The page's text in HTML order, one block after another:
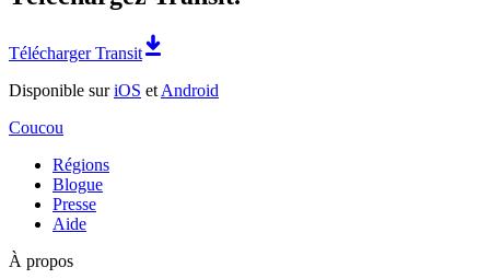
Télécharger Transit
Disponible suriOS et Android
Coucou
Régions
Blogue
Presse
Aide
À propos